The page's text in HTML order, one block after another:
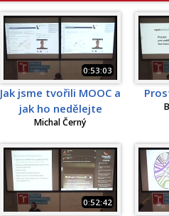
0:53:03
Jak jsme tvořili MOOC a
jak ho nedělejte
Michal Černý
0:52:42